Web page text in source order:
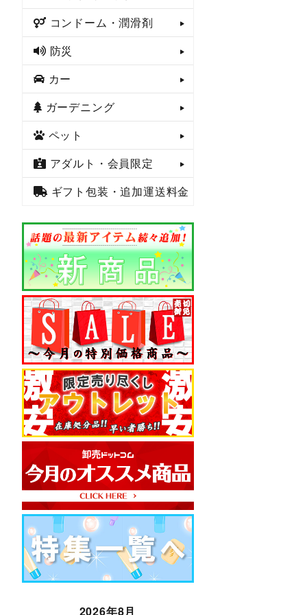
コンドーム・潤滑剤
防災
カー
ガーデニング
ペット
アダルト・会員限定
ギフト包装・追加運送料金
2026年8月